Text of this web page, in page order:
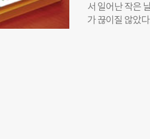
서 일어난 작은
가 끊이질 않았